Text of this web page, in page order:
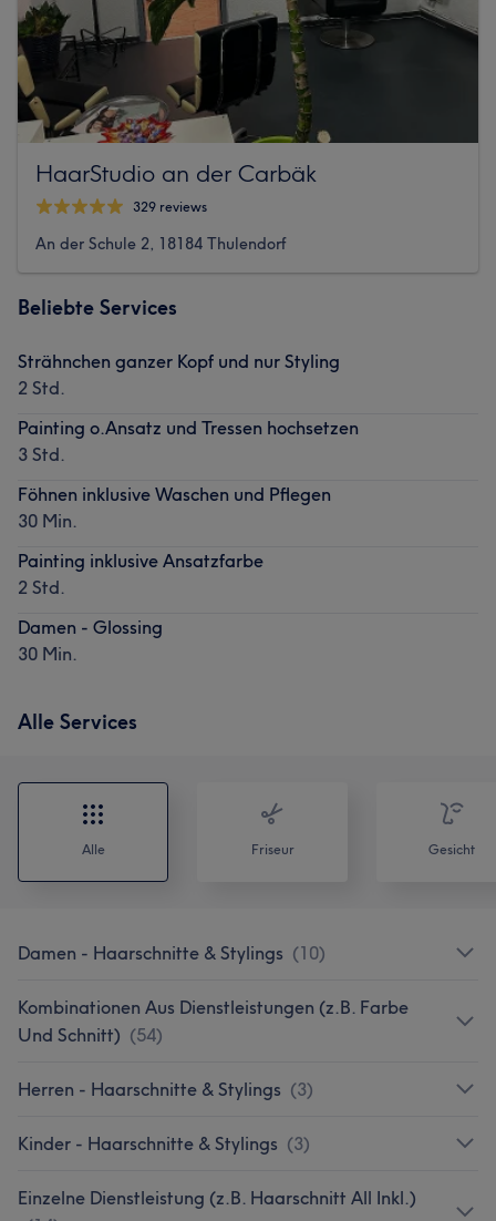
HaarStudio an der Carbäk
329 reviews
An der Schule 2, 18184 Thulendorf
Beliebte Services
Strähnchen ganzer Kopf und nur Styling
2 Std.
Painting o.Ansatz und Tressen hochsetzen
3 Std.
Föhnen inklusive Waschen und Pflegen
30 Min.
Painting inklusive Ansatzfarbe
2 Std.
Damen - Glossing
30 Min.
Alle Services
Alle Friseur Gesicht
Damen - Haarschnitte & Stylings (10)
Kombinationen Aus Dienstleistungen (z.B. Farbe
Und Schnitt) (54)
Herren - Haarschnitte & Stylings (3)
Kinder - Haarschnitte & Stylings (3)
Einzelne Dienstleistung (z.B. Haarschnitt All Inkl.)